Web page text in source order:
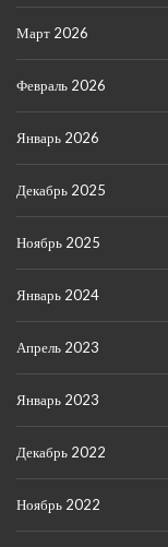
Март 2026
Февраль 2026
Январь 2026
Декабрь 2025
Ноябрь 2025
Январь 2024
Апрель 2023
Январь 2023
Декабрь 2022
Ноябрь 2022